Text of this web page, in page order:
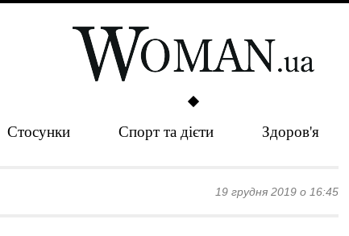
Стосунки Спорт та дієти Здоров'я
19 грудня 2019 о 16:45